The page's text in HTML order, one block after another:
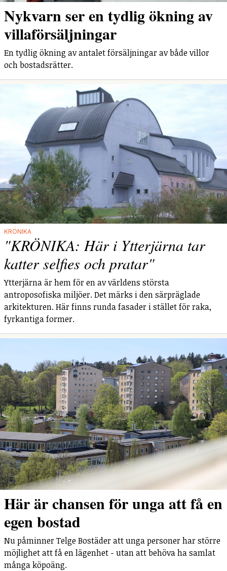
Nykvarn ser en tydlig ökning av
villaförsäljningar
En tydlig ökning av antalet försäljningar av både villor
och bostadsrätter.
KRÖNIKA
"KRÖNIKA: Här i Ytterjärna tar
katter selfies och pratar"
Ytterjärna är hem för en av världens största
antroposofiska miljöer. Det märks i den särpräglade
arkitekturen. Här finns runda fasader i stället för raka,
fyrkantiga former.
Här är chansen för unga att få en
egen bostad
Nu påminner Telge Bostäder att unga personer har större
möjlighet att få en lägenhet - utan att behöva ha samlat
många köpoäng.